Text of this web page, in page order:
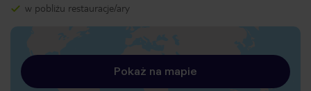
w pobliżu restauracje/ary
Pokaż na mapie